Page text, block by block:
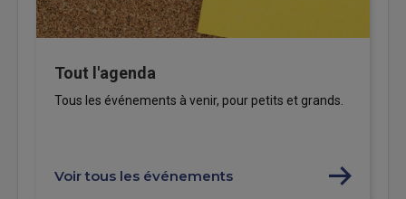
Tout l'agenda
Tous les événements à venir, pour petits et grands.
Voir tous les événements